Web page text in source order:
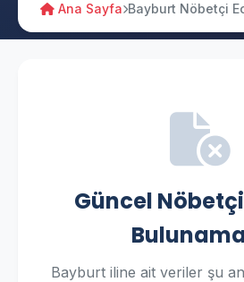
Ana Sayfa Bayburt Nöbetçi
Güncel
Bayburt iline ait veriler şu